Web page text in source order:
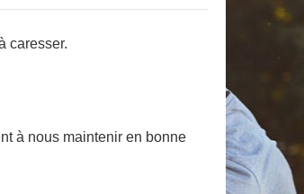
caresser.
à nous maintenir en bonne